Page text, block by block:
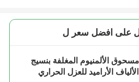
على افضل سعر ل
مسحوق الألمنيوم المغلفة بنسيج
الألياف الأراميد للعزل الحراري